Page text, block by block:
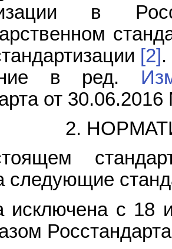
в
[2] .
в ред.
от 30.06.2016
2.
следующие
исключена с 18